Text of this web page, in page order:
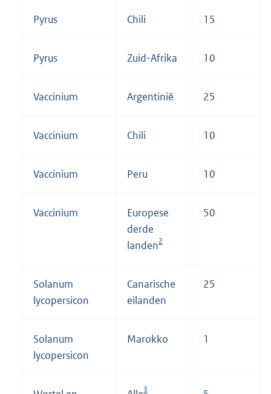
Pyrus Chili 15
Pyrus Zuid-Afrika 10
Vaccinium Argentinië 25
Vaccinium Chili 10
Vaccinium Peru 10
Vaccinium
Europese
derde
landen2
50
Solanum
lycopersicon
Canarische
eilanden
25
Solanum
lycopersicon
Marokko 1
3